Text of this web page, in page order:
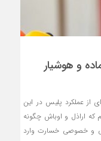
و هوشیار
و اوباش در طرح اقتدار 3 نمونه‌ای از عملکرد پلیس در این
که اراذل و اوباش چگونه
و خصوصی خسارت وارد